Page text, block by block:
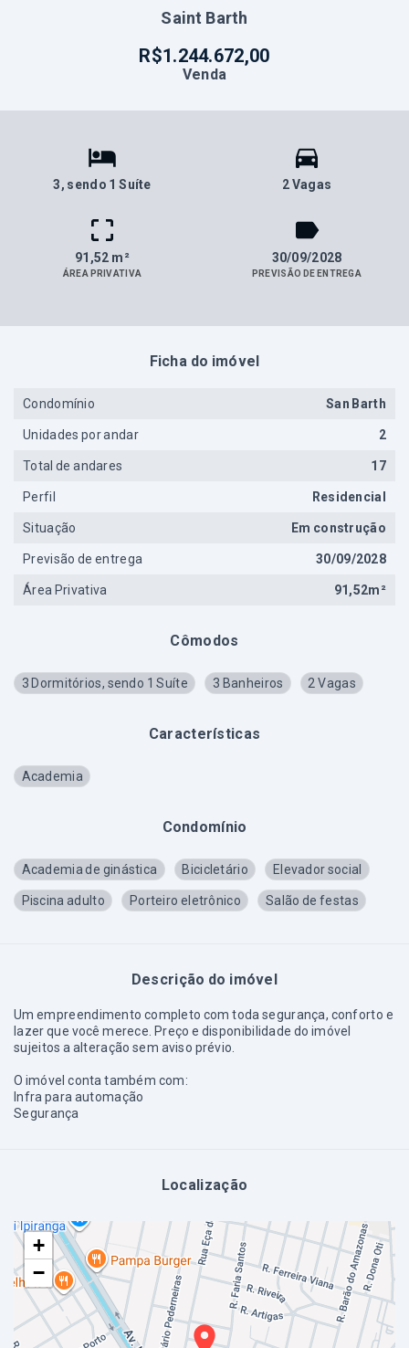
Saint Barth
R$1.244.672,00
Venda
3, sendo 1 Suíte 2 Vagas
91,52 m²
ÁREA PRIVATIVA
30/09/2028
PREVISÃO DE ENTREGA
Cômodos
3 Dormitórios, sendo 1 Suíte 3 Banheiros 2 Vagas
Características
Academia
Condomínio
Academia de ginástica Bicicletário Elevador social
Piscina adulto Porteiro eletrônico Salão de festas
Descrição do imóvel
Um empreendimento completo com toda segurança, conforto e
lazer que você merece. Preço e disponibilidade do imóvel
sujeitos a alteração sem aviso prévio.
O imóvel conta também com:
Infra para automação
Segurança
Localização
+
−
Ficha do imóvel
Condomínio San Barth
Unidades por andar 2
Total de andares 17
Perfil Residencial
Situação Em construção
Previsão de entrega 30/09/2028
Área Privativa 91,52m²